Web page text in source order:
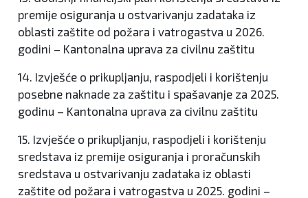
premije osiguranja u ostvarivanju zadataka iz
oblasti zaštite od požara i vatrogastva u 2026.
godini – Kantonalna uprava za civilnu zaštitu
14. Izvješće o prikupljanju, raspodjeli i korištenju
posebne naknade za zaštitu i spašavanje za 2025.
godinu – Kantonalna uprava za civilnu zaštitu
15. Izvješće o prikupljanju, raspodjeli i korištenju
sredstava iz premije osiguranja i proračunskih
sredstava u ostvarivanju zadataka iz oblasti
zaštite od požara i vatrogastva u 2025. godini –